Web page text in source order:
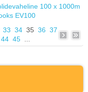
33 34 35 36 37
44 45...